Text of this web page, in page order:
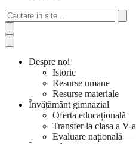
Cautare
in
site
…
Despre noi
Istoric
Resurse umane
Resurse materiale
Învățământ gimnazial
Oferta educațională
Transfer la clasa a V-a
Evaluare națională